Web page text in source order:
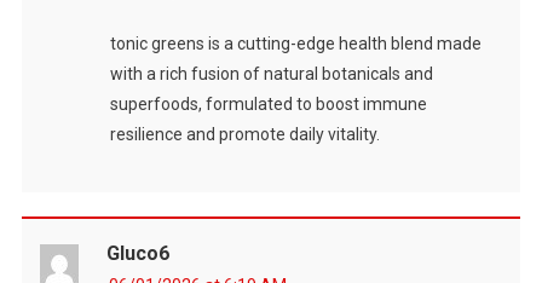
tonic greens is a cutting-edge health blend made
with a rich fusion of natural botanicals and
superfoods, formulated to boost immune
resilience and promote daily vitality.
Gluco6